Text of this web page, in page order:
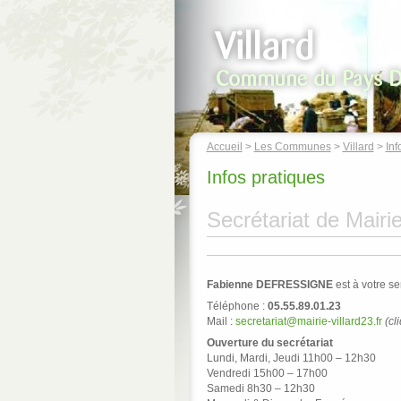
Accueil > Les Communes> Villard >
Infos pratiques
Secrétariat de Mairie
Fabienne DEFRESSIGNEest à votre
Téléphone : 05.55.89.01.23
Mail : secretariat@mairie-villard23.fr
Ouverture du secrétariat
Lundi, Mardi, Jeudi 11h00 – 12h30
Vendredi 15h00 – 17h00
Samedi 8h30 – 12h30